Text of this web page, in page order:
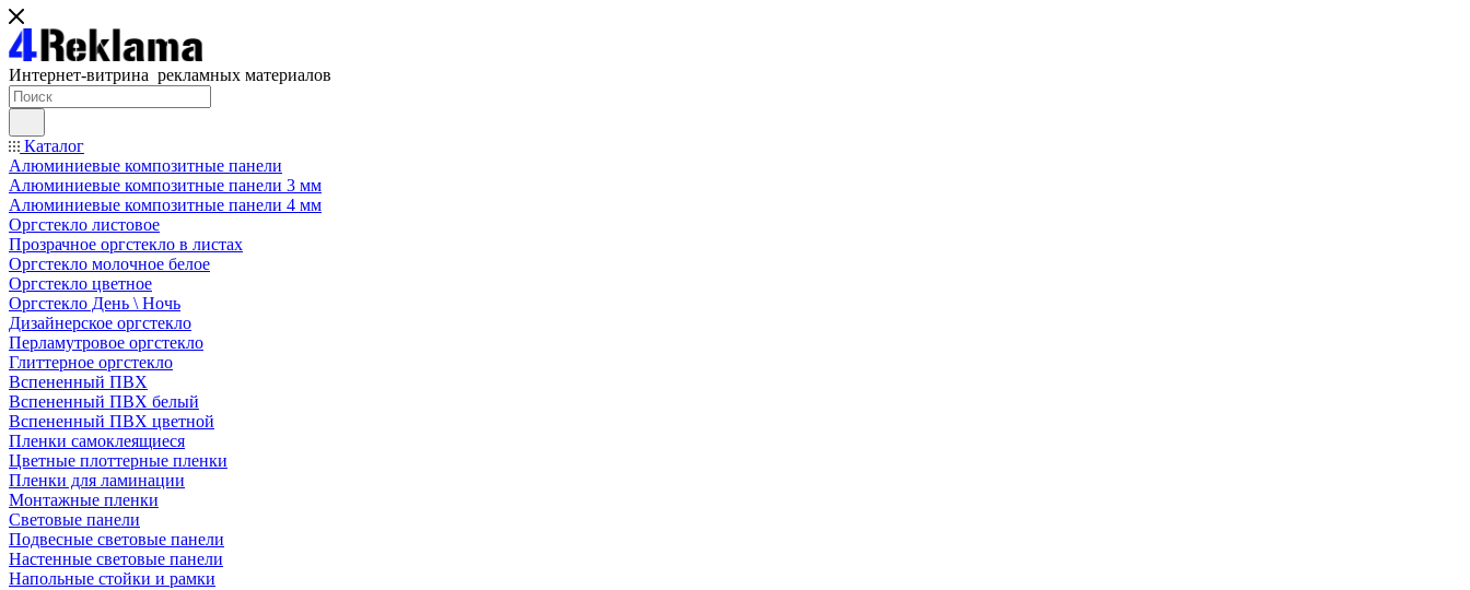
Интернет-витрина рекламных материалов
Каталог
Алюминиевые композитные панели
Алюминиевые композитные панели 3 мм
Алюминиевые композитные панели 4 мм
Оргстекло листовое
Прозрачное оргстекло в листах
Оргстекло молочное белое
Оргстекло цветное
Оргстекло День \ Ночь
Дизайнерское оргстекло
Перламутровое оргстекло
Глиттерное оргстекло
Вспененный ПВХ
Вспененный ПВХ белый
Вспененный ПВХ цветной
Пленки самоклеящиеся
Цветные плоттерные пленки
Пленки для ламинации
Монтажные пленки
Световые панели
Подвесные световые панели
Настенные световые панели
Напольные стойки и рамки